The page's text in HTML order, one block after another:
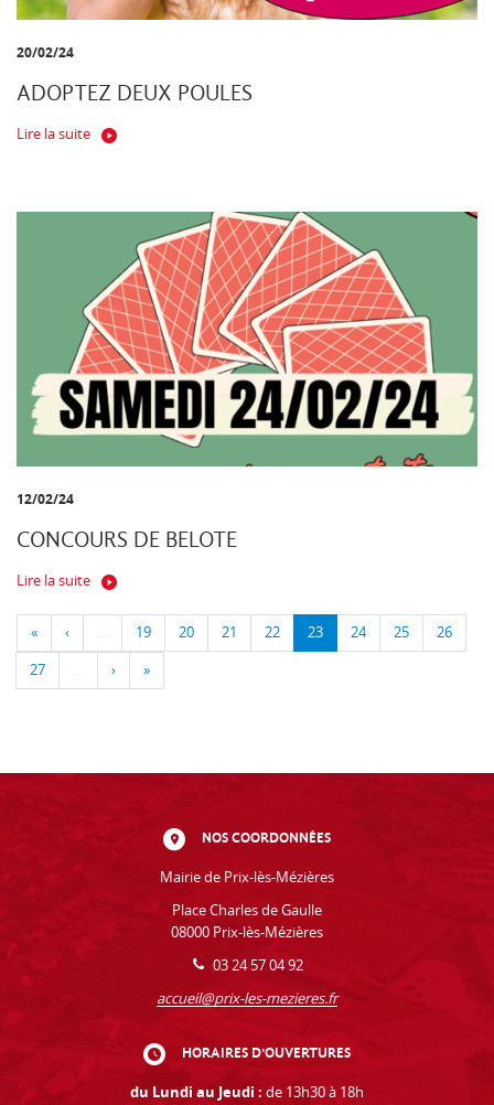
20/02/24
ADOPTEZ DEUX POULES
Lire la suite
12/02/24
CONCOURS DE BELOTE
Lire la suite
« ‹ … 19 20 21 22 23 24 25 26
27 … › »
NOS COORDONNÉES
Mairie de Prix-lès-Mézières
Place Charles de Gaulle
08000 Prix-lès-Mézières
03 24 57 04 92
accueil@prix-les-mezieres.fr
HORAIRES D'OUVERTURES
du Lundi au Jeudi : de 13h30 à 18h